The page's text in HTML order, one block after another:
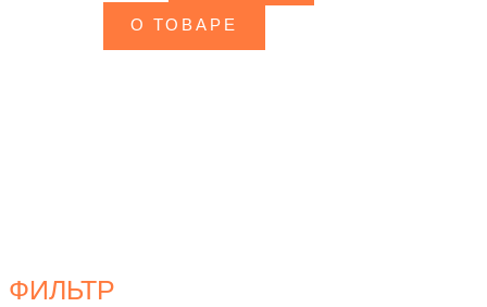
ФИЛЬТР
О ТОВАРЕ